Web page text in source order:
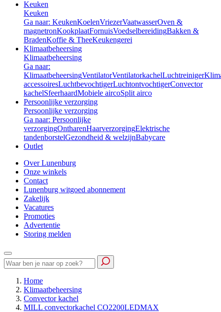
Keuken
Keuken
Ga naar: KeukenKoelenVriezerVaatwasserOven &
magnetronKookplaatFornuisVoedselbereidingBakken &
BradenKoffie & TheeKeukengerei
Klimaatbeheersing
Klimaatbeheersing
Ga naar:
KlimaatbeheersingVentilatorVentilatorkachelLuchtreiniger
accessoiresLuchtbevochtigerLuchtontvochtigerConvector
kachelSfeerhaardMobiele aircoSplit airco
Persoonlijke verzorging
Persoonlijke verzorging
Ga naar: Persoonlijke
verzorgingOntharenHaarverzorgingElektrische
tandenborstelGezondheid & welzijnBabycare
Outlet
Over Lunenburg
Onze winkels
Contact
Lunenburg witgoed abonnement
Zakelijk
Vacatures
Promoties
Advertentie
Storing melden
Home
Klimaatbeheersing
Convector kachel
MILL convectorkachel CO2200LEDMAX